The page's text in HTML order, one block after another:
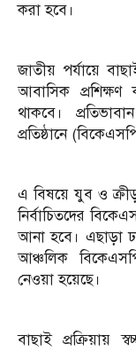
করা হবে।
জাতীয় পর্যায়ে
আবাসিক
থাকবে।
প্রতিষ্ঠানে
এ বিষয়ে যুব ও
নির্বাচিতদের
আনা হবে। এছাড়া
আঞ্চলিক
নেওয়া হয়েছে।
বাছাই প্রক্রিয়ায়